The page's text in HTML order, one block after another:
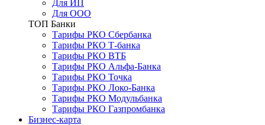
Для ИП
Для ООО
ТОП Банки
Тарифы РКО Сбербанка
Тарифы РКО Т-банка
Тарифы РКО ВТБ
Тарифы РКО Альфа-Банка
Тарифы РКО Точка
Тарифы РКО Локо-Банка
Тарифы РКО Модульбанка
Тарифы РКО Газпромбанка
Бизнес-карта